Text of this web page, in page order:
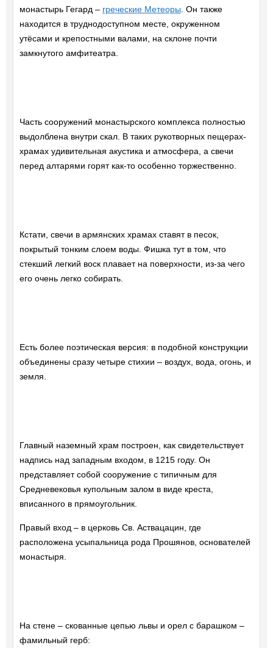
монастырь Гегард – греческие Метеоры . Он также
находится в труднодоступном месте, окруженном
утёсами и крепостными валами, на склоне почти
замкнутого амфитеатра.
Часть сооружений монастырского комплекса полностью
выдолблена внутри скал. В таких рукотворных пещерах-
храмах удивительная акустика и атмосфера, а свечи
перед алтарями горят как-то особенно торжественно.
Кстати, свечи в армянских храмах ставят в песок,
покрытый тонким слоем воды. Фишка тут в том, что
стекший легкий воск плавает на поверхности, из-за чего
его очень легко собирать.
Есть более поэтическая версия: в подобной конструкции
объединены сразу четыре стихии – воздух, вода, огонь, и
земля.
Главный наземный храм построен, как свидетельствует
надпись над западным входом, в 1215 году. Он
представляет собой сооружение с типичным для
Средневековья купольным залом в виде креста,
вписанного в прямоугольник.
Правый вход – в церковь Св. Аствацацин, где
расположена усыпальница рода Прошянов, основателей
монастыря.
На стене – скованные цепью львы и орел с барашком –
фамильный герб: